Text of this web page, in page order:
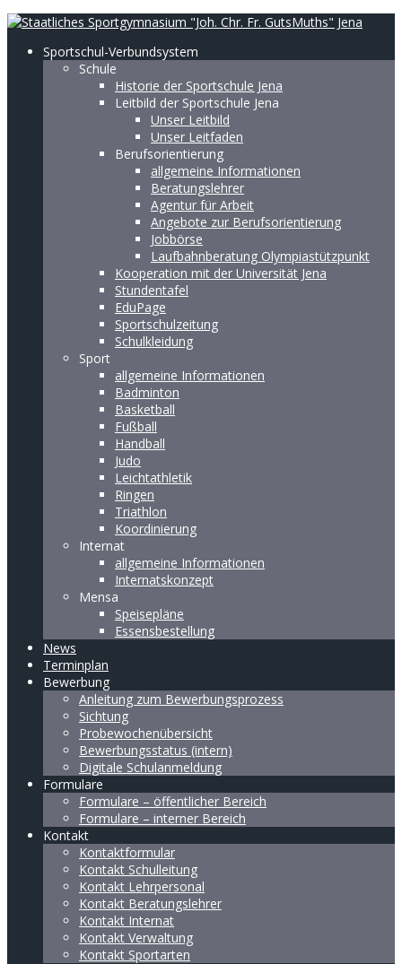
Sportschul-Verbundsystem
Schule
Historie der Sportschule Jena
Leitbild der Sportschule Jena
Unser Leitbild
Unser Leitfaden
Berufsorientierung
allgemeine Informationen
Beratungslehrer
Agentur für Arbeit
Angebote zur Berufsorientierung
Jobbörse
Laufbahnberatung Olympiastützpunkt
Kooperation mit der Universität Jena
Stundentafel
EduPage
Sportschulzeitung
Schulkleidung
Sport
allgemeine Informationen
Badminton
Basketball
Fußball
Handball
Judo
Leichtathletik
Ringen
Triathlon
Koordinierung
Internat
allgemeine Informationen
Internatskonzept
Mensa
Speisepläne
Essensbestellung
News
Terminplan
Bewerbung
Anleitung zum Bewerbungsprozess
Sichtung
Probewochenübersicht
Bewerbungsstatus (intern)
Digitale Schulanmeldung
Formulare
Formulare – öffentlicher Bereich
Formulare – interner Bereich
Kontakt
Kontaktformular
Kontakt Schulleitung
Kontakt Lehrpersonal
Kontakt Beratungslehrer
Kontakt Internat
Kontakt Verwaltung
Kontakt Sportarten